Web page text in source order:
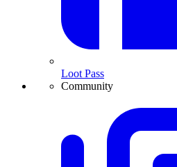
Loot Pass
Community